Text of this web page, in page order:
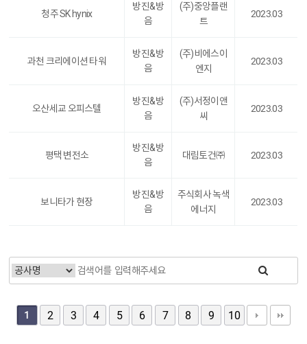
청주 SK hynix
방진&방
음
(주)중앙플랜
트
2023.03
과천 크리에이션 타워
방진&방
음
(주)비에스이
엔지
2023.03
오산세교 오피스텔
방진&방
음
(주)서정이앤
씨
2023.03
평택 변전소
방진&방
음
대림토건㈜ 2023.03
보니타가 현장
방진&방
음
주식회사 녹색
에너지
2023.03
1 2 3 4 5 6 7 8 9 10